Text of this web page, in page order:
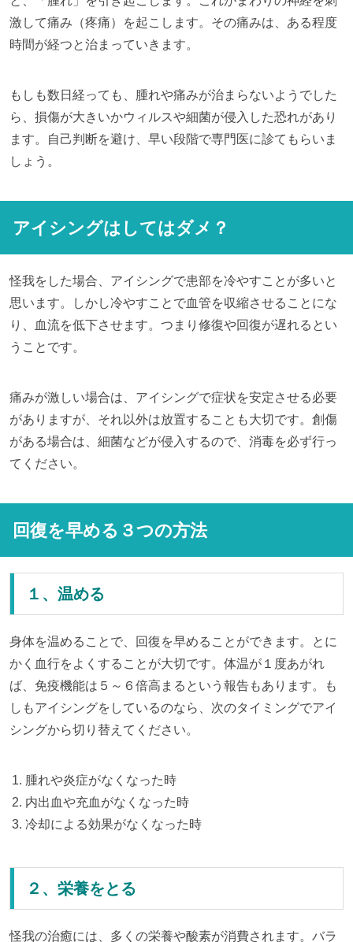
激して痛み（疼痛）を起こします。その痛みは、ある程度
時間が経つと治まっていきます。
もしも数日経っても、腫れや痛みが治まらないようでした
ら、損傷が大きいかウィルスや細菌が侵入した恐れがあり
ます。自己判断を避け、早い段階で専門医に診てもらいま
しょう。
アイシングはしてはダメ？
怪我をした場合、アイシングで患部を冷やすことが多いと
思います。しかし冷やすことで血管を収縮させることにな
り、血流を低下させます。つまり修復や回復が遅れるとい
うことです。
痛みが激しい場合は、アイシングで症状を安定させる必要
がありますが、それ以外は放置することも大切です。創傷
がある場合は、細菌などが侵入するので、消毒を必ず行っ
てください。
回復を早める３つの方法
１、温める
身体を温めることで、回復を早めることができます。とに
かく血行をよくすることが大切です。体温が１度あがれ
ば、免疫機能は５～６倍高まるという報告もあります。も
しもアイシングをしているのなら、次のタイミングでアイ
シングから切り替えてください。
腫れや炎症がなくなった時
内出血や充血がなくなった時
冷却による効果がなくなった時
２、栄養をとる
怪我の治癒には、多くの栄養や酸素が消費されます。バラ